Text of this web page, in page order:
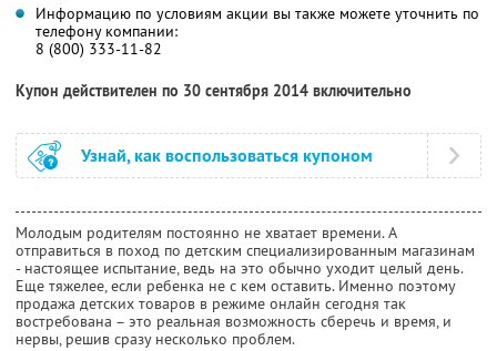
Информацию по условиям акции вы также можете уточнить по
телефону компании:
8 (800) 333-11-82
Купон действителен по 30 сентября 2014 включительно
Узнай, как воспользоваться купоном
Молодым родителям постоянно не хватает времени. А
отправиться в поход по детским специализированным магазинам
- настоящее испытание, ведь на это обычно уходит целый день.
Еще тяжелее, если ребенка не с кем оставить. Именно поэтому
продажа детских товаров в режиме онлайн сегодня так
востребована – это реальная возможность сберечь и время, и
нервы, решив сразу несколько проблем.